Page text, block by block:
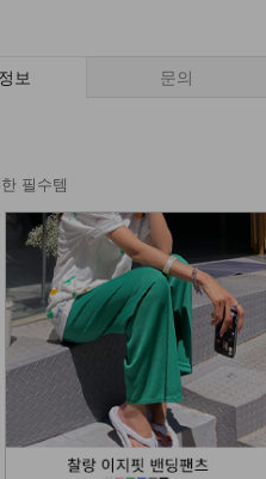
보 문의
필수템